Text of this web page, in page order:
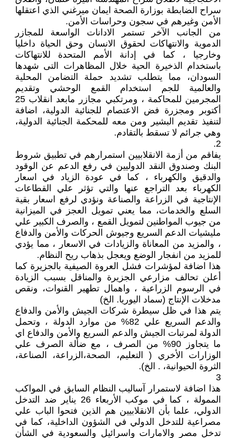
سراح الضابطة بوزارة الصحة ايمان ميرغني الذي اعتقلها
الأمن وغيرهم في سجون وحراسات الأمن.
من الجانب الآخر تستمر الادانات الواسعة للمجازر
الدموية والانتهاكات لحقوق الانسان وحق الحياة داخليا
وخارجيا ، كما في إدانة الأمم المتحدة للانتهاكات
باستخدام الذخيرة الحية خلال المظاهرات التى شهدها
السودان، مما يتطلب تشديد حملة التضامن المحلية
والعالمية للجم استخدام القمع الوحشي وتقديم
المجرمين للمحاكمة ، ومرتكبي مجازر مابعد انقلاب 25
أكتوبر ومجزرة فض الاعتصام للجنائية الدولية، اضافة
لتنفيذ تقديم البشير ومن معه للمحكمة الجنائية الدولية،
وهي جرائم لا تسقط بالتقادم.
2.
يفاقم من أزمة الانقلابيين استمرارهم في تطبيق شروط
البنك وصندوق النقد الدوليين في رفع الدعم عن الوقود
والدقيق والكهرباء ، كما في عودة الزياد في اسعار
الكهرباء بعد التراجع عنها والتي تؤثر علي القطاعات
الإنتاجية في الزراعة والصناعة ونؤدي لرفع اسعار بقية
السلع والخدمات، مما يعني تمويل العجز في الميزانية
من جيوب المواطنين لتمويل القمع ، والصرف الكبير علي
مليشيات الدعم السريع وجيوش الحركات والأمن والدفاع
، والمزيد من المعاناة والزيادات في الاسعار ، مما يؤدي
للمزيد من انفجار الوضع ويعجل بذهاب ريح النظام.
هذا اضافة لمؤشرات فشل العروة الصيفية بالجزيرة كما
أعلن تحالف مزارعي الجزيرة والمناقل بسبب الزيادة
في الرسوم الزراعية ، واهمال تطهير القنوات، ونقص
مدخلات الإنتاج (سماد اليوريا. الخ)
يتم هذا في ظل سيطرة شركات الجيش والأمن والدفاع
والدعم السريع علي 82% من موارد الدولة ، وتحمل
الدولة لمرتبات الجيش والدعم السريع والأمن والدفاع اي
ما يتجاوز 90% من الصرف ، مع ضألة الصرف علي
الوزارات الأخري ( التعليم، الصحة،الزراعة، الصناعة،
الثروة الحيوانية، . الخ).
3
هذا اضافة لاستمرار آساليب النظام السابق في المواكب
الممولة ، كما في موكب الأربعاء 26 يناير ضد التدخل
الدولي، علما بأن الانقلابيين هم الذين فتحوا الباب علي
مصراعية للتدخل الدولي في الشؤون الداخلية، كما في
تدخل مصر والامارات واسرائيل والسعودية في الشأن